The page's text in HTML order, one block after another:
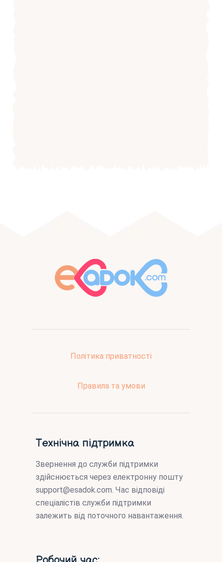
Політика приватності
Правила та умови
Технічна підтримка
Звернення до служби підтримки
здійснюється через електронну пошту
support@esadok.com. Час відповіді
спеціалістів служби підтримки
залежить від поточного навантаження.